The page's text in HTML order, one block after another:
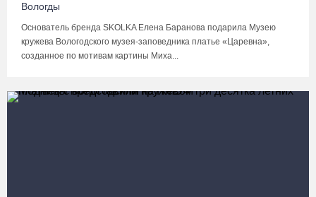
Вологды
Основатель бренда SKOLKA Елена Баранова подарила Музею
кружева Вологодского музея-заповедника платье «Царевна»,
созданное по мотивам картины Миха...